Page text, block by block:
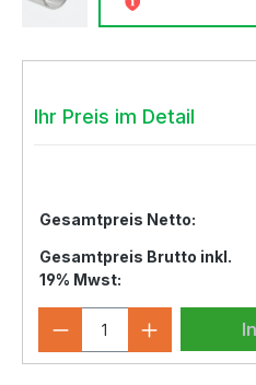
Ihr Preis im Detail
Gesamtpreis Netto:
Gesamtpreis Brutto inkl.
19% Mwst:
Produkt Anzahl: